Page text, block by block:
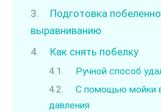
Подготовка
выравниванию
Как снять побелку
Ручной способ
С помощью мойки
давления